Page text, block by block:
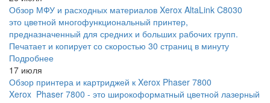
Обзор МФУ и расходных материалов Xerox AltaLink C8030
это цветной многофункциональный принтер,
предназначенный для средних и больших рабочих групп.
Печатает и копирует со скоростью 30 страниц в минуту
Подробнее
17 июля
Обзор принтера и картриджей к Xerox Phaser 7800
Xerox Phaser 7800 - это широкоформатный цветной лазерный